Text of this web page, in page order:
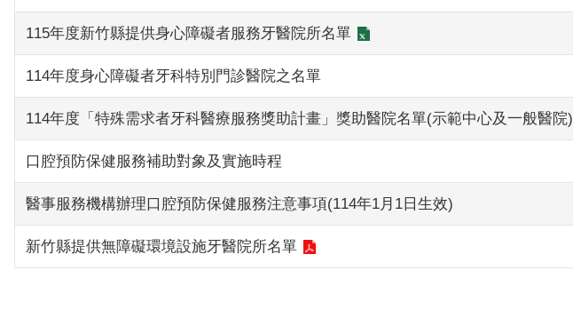
115年度新竹縣提供身心障礙者服務牙醫院所名單
114年度身心障礙者牙科特別門診醫院之名單
114年度「特殊需求者牙科醫療服務獎助計畫」獎助醫院名單(示範中心及一般醫院)
口腔預防保健服務補助對象及實施時程
醫事服務機構辦理口腔預防保健服務注意事項(114年1月1日生效)
新竹縣提供無障礙環境設施牙醫院所名單